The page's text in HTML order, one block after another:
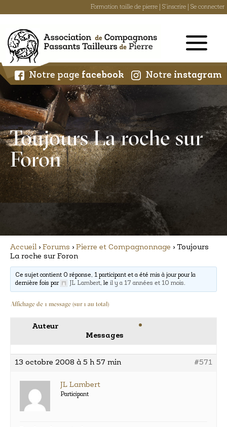
Formation taille de pierre S'inscrire Se connecter
content
Notre page facebook Notre instagram
Toujours La roche sur
Foron
Accueil › Forums › Pierre et Compagnonnage › Toujours
La roche sur Foron
Ce sujet contient 0 réponse, 1 participant et a été mis à jour pour la
dernière fois par
JL Lambert, leil y a 17 années et 10 mois.
Affichage de 1 message (sur 1 au total)
Auteur
Messages
13 octobre 2008 à 5 h 57 min #571
JL Lambert
Participant